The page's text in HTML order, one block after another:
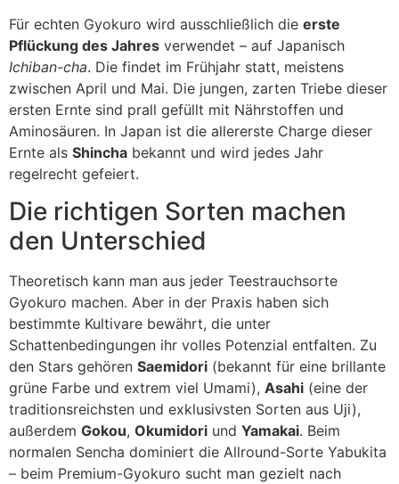
Für echten Gyokuro wird ausschließlich die erste
Pflückung des Jahres verwendet – auf Japanisch
Ichiban-cha. Die findet im Frühjahr statt, meistens
zwischen April und Mai. Die jungen, zarten Triebe dieser
ersten Ernte sind prall gefüllt mit Nährstoffen und
Aminosäuren. In Japan ist die allererste Charge dieser
Ernte als Shincha bekannt und wird jedes Jahr
regelrecht gefeiert.
Die richtigen Sorten machen
den Unterschied
Theoretisch kann man aus jeder Teestrauchsorte
Gyokuro machen. Aber in der Praxis haben sich
bestimmte Kultivare bewährt, die unter
Schattenbedingungen ihr volles Potenzial entfalten. Zu
den Stars gehören Saemidori (bekannt für eine brillante
grüne Farbe und extrem viel Umami), Asahi (eine der
traditionsreichsten und exklusivsten Sorten aus Uji),
außerdem Gokou, Okumidori und Yamakai. Beim
normalen Sencha dominiert die Allround-Sorte Yabukita
– beim Premium-Gyokuro sucht man gezielt nach